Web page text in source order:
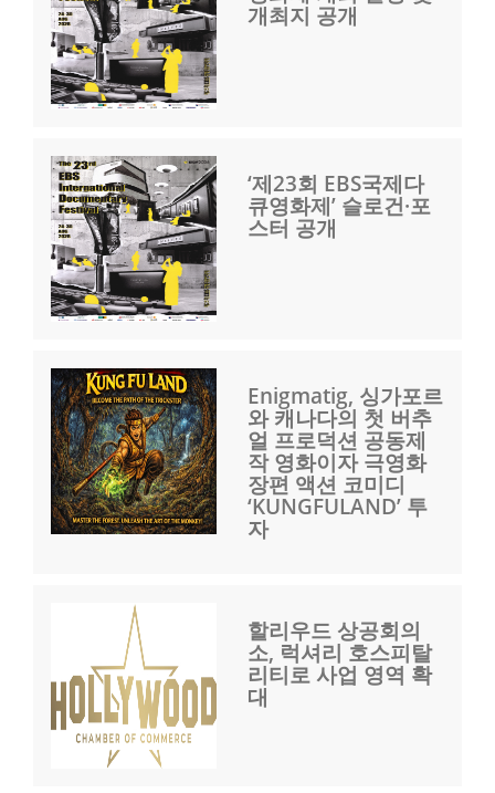
개최지 공개
‘제23회 EBS국제다
큐영화제’ 슬로건·포
스터 공개
Enigmatig, 싱가포르
와 캐나다의 첫 버추
얼 프로덕션 공동제
작 영화이자 극영화
장편 액션 코미디
‘KUNGFULAND’ 투
자
할리우드 상공회의
소, 럭셔리 호스피탈
리티로 사업 영역 확
대